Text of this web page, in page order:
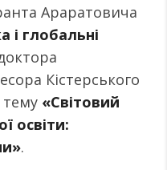
Араратовича
і глобальні
Кістерського
тему «Світовий
освіти:
.